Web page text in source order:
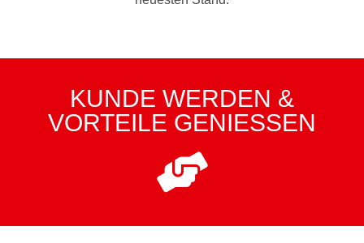
KUNDE WERDEN &
VORTEILE GENIESSEN